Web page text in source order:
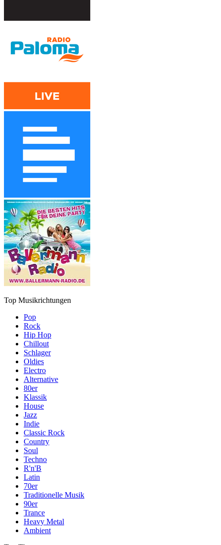
Top Musikrichtungen
Pop
Rock
Hip Hop
Chillout
Schlager
Oldies
Electro
Alternative
80er
Klassik
House
Jazz
Indie
Classic Rock
Country
Soul
Techno
R'n'B
Latin
70er
Traditionelle Musik
90er
Trance
Heavy Metal
Ambient